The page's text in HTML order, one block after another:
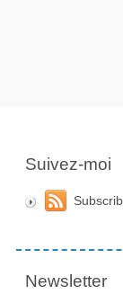
Suivez-moi
Newsletter